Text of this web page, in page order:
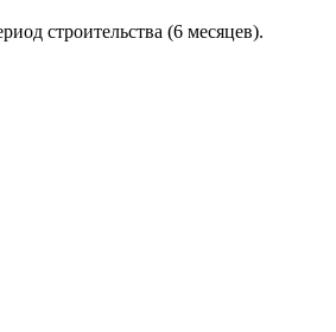
строительства (6 месяцев).